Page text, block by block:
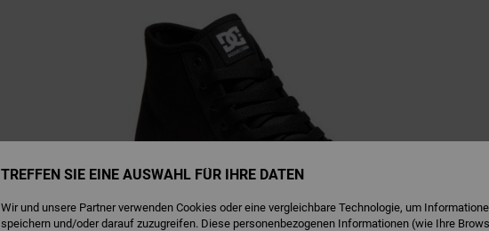
TREFFEN SIE EINE AUSWAHL FÜR IHRE DATEN
Wir und unsere Partner verwenden Cookies oder eine vergleichbare Technologie, um
speichern und/oder darauf zuzugreifen. Diese personenbezogenen Informationen (wie Ihre